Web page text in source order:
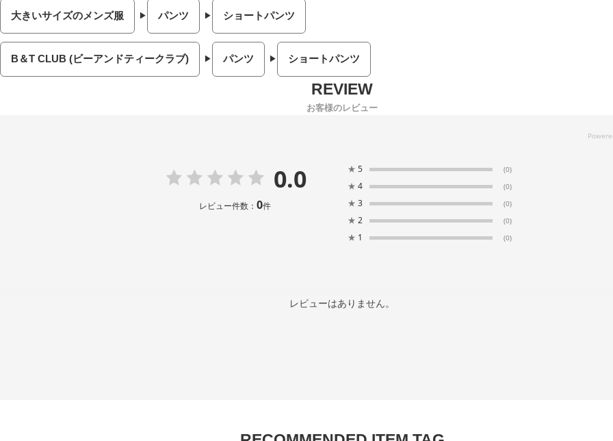
大きいサイズのメンズ服 パンツ ショートパンツ
B＆T CLUB (ビーアンドティークラブ) パンツ ショートパンツ
お客様のレビュー
0.0
レビュー件数： 0件
★ 5 (0)
★ 4 (0)
★ 3 (0)
★ 2 (0)
★ 1 (0)
レビューはありません。